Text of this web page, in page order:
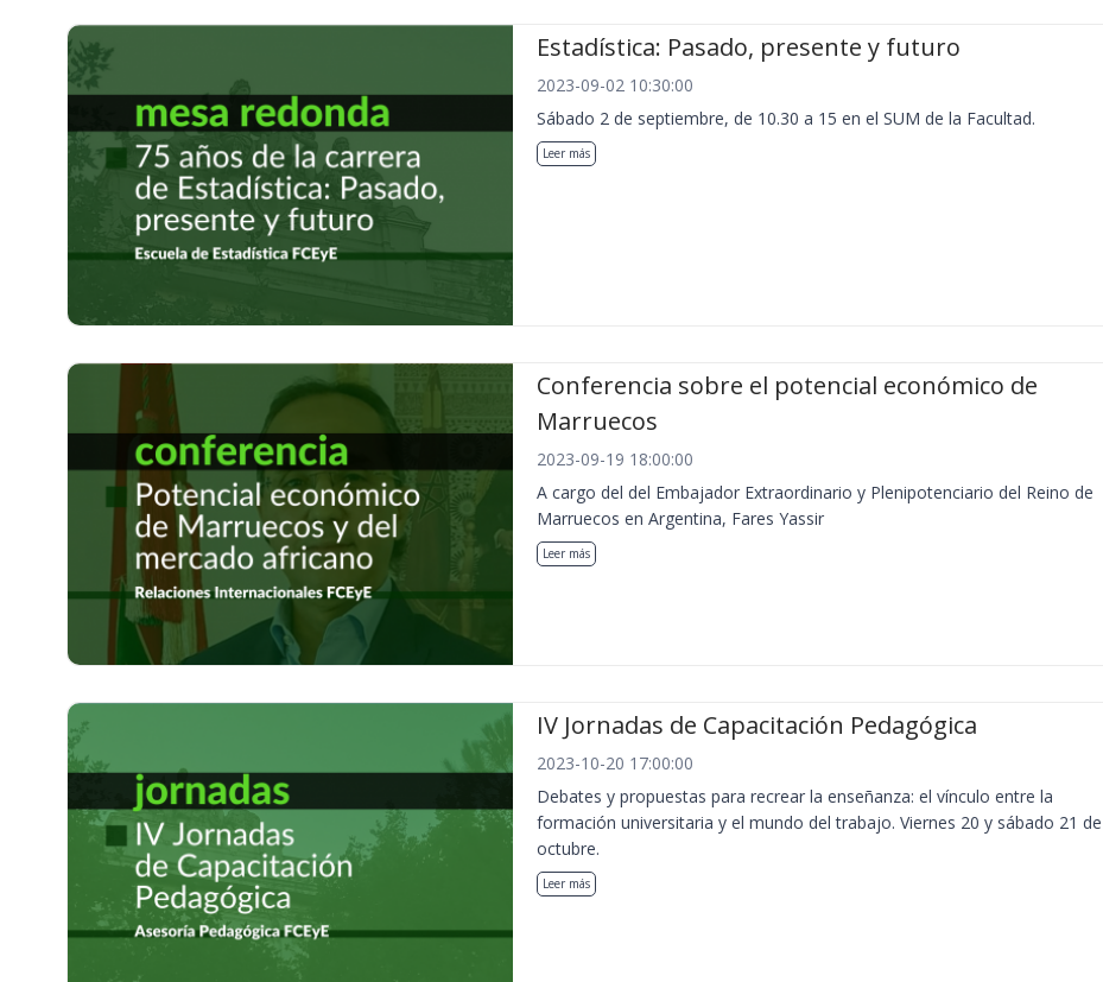
Estadística: Pasado, presente y futuro
2023-09-02 10:30:00
Sábado 2 de septiembre, de 10.30 a 15 en el SUM de la Facultad.
Leer más
Conferencia sobre el potencial económico de
Marruecos
2023-09-19 18:00:00
A cargo del del Embajador Extraordinario y Plenipotenciario del Reino de
Marruecos en Argentina, Fares Yassir
Leer más
IV Jornadas de Capacitación Pedagógica
2023-10-20 17:00:00
Debates y propuestas para recrear la enseñanza: el vínculo entre la
formación universitaria y el mundo del trabajo. Viernes 20 y sábado 21 de
octubre.
Leer más